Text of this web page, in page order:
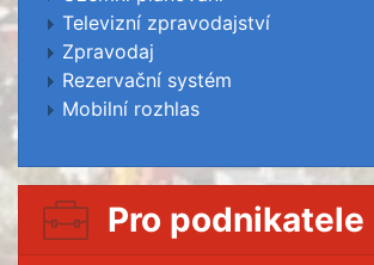
Televizní zpravodajství
Zpravodaj
Rezervační systém
Mobilní rozhlas
Pro podnikatele